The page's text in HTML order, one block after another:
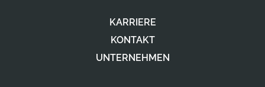
KARRIERE
KONTAKT
UNTERNEHMEN